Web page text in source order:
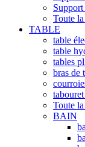
Toute
TABLE
table
table
tables
bras de
Toute
BAIN